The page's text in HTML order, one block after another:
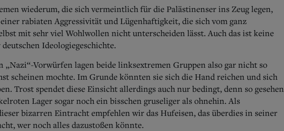
wiederum, die sich vermeintlich für die Palästinenser ins Zeug legen,
rabiaten Aggressivität und Lügenhaftigkeit, die sich vom ganz
mit sehr viel Wohlwollen nicht unterscheiden lässt. Auch das ist keine
Ideologiegeschichte.
„Nazi“-Vorwürfen lagen beide linksextremen Gruppen also gar nicht so
scheinen mochte. Im Grunde könnten sie sich die Hand reichen und sich
Trost spendet diese Einsicht allerdings auch nur bedingt, denn so gesehen
Lager sogar noch ein bisschen gruseliger als ohnehin. Als
bizarren Eintracht empfehlen wir das Hufeisen, das überdies in seiner
wer noch alles dazustoßen könnte.